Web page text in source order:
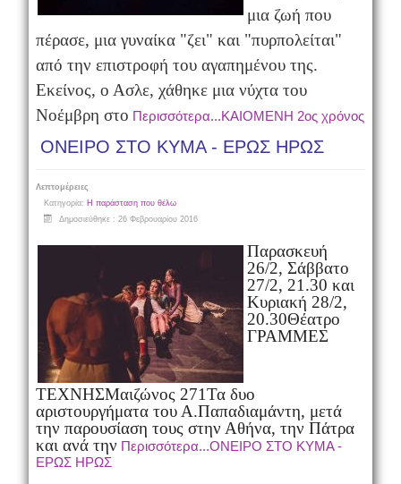
μια ζωή που
πέρασε, μια γυναίκα "ζει" και "πυρπολείται"
από την επιστροφή του αγαπημένου της.
Εκείνος, ο Ασλε, χάθηκε μια νύχτα του
Νοέμβρη στο Περισσότερα...ΚΑΙΟΜΕΝΗ 2ος χρόνος
ΟΝΕΙΡΟ ΣΤΟ ΚΥΜΑ - ΕΡΩΣ ΗΡΩΣ
Λεπτομέρειες
Κατηγορία: Η παράσταση που θέλω
Δημοσιεύθηκε : 26 Φεβρουαρίου 2016
Παρασκευή
26/2, Σάββατο
27/2, 21.30 και
Κυριακή 28/2,
20.30Θέατρο
ΓΡΑΜΜΕΣ
ΤΕΧΝΗΣΜαιζώνος 271Τα δυο
αριστουργήματα του Α.Παπαδιαμάντη, μετά
την παρουσίαση τους στην Αθήνα, την Πάτρα
και ανά την Περισσότερα...ΟΝΕΙΡΟ ΣΤΟ ΚΥΜΑ -
ΕΡΩΣ ΗΡΩΣ